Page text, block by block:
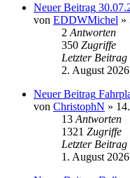
Neuer Beitrag
von EDDWMichel »
2 Antworten
350 Zugriffe
Letzter Beitrag
2. August
Neuer Beitrag
von ChristophN »
13 Antworten
1321 Zugriffe
Letzter Beitrag
1. August